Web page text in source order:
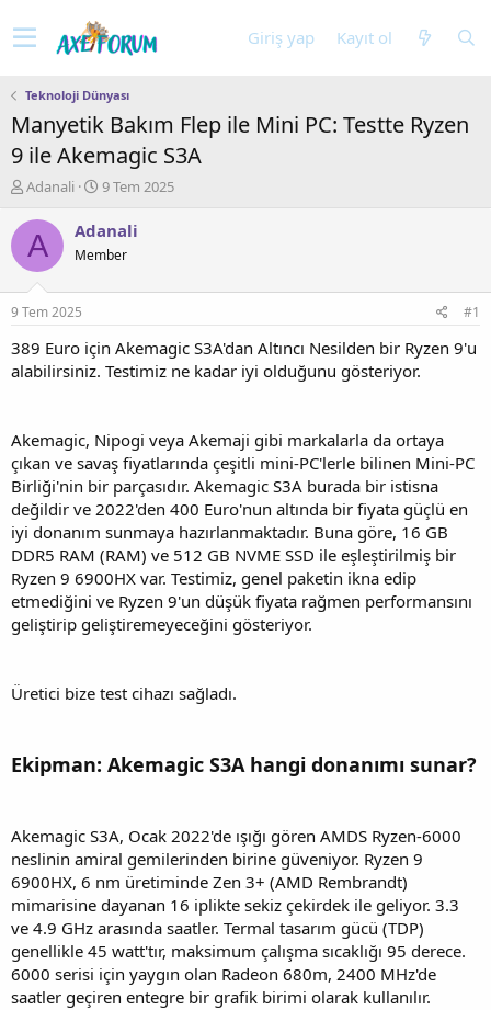
Giriş yap Kayıt ol
Teknoloji Dünyası
Manyetik Bakım Flep ile Mini PC: Testte Ryzen
9 ile Akemagic S3A
K
n
u
y
b
a
ş
a
n
Adanali
B
ş
a
ç
t
h
i
9 Tem 2025
A Adanali
Member
9 Tem 2025 #1
389 Euro için Akemagic S3A'dan Altıncı Nesilden bir Ryzen 9'u
alabilirsiniz. Testimiz ne kadar iyi olduğunu gösteriyor.
Akemagic, Nipogi veya Akemaji gibi markalarla da ortaya
çıkan ve savaş fiyatlarında çeşitli mini-PC'lerle bilinen Mini-PC
Birliği'nin bir parçasıdır. Akemagic S3A burada bir istisna
değildir ve 2022'den 400 Euro'nun altında bir fiyata güçlü en
iyi donanım sunmaya hazırlanmaktadır. Buna göre, 16 GB
DDR5 RAM (RAM) ve 512 GB NVME SSD ile eşleştirilmiş bir
Ryzen 9 6900HX var. Testimiz, genel paketin ikna edip
etmediğini ve Ryzen 9'un düşük fiyata rağmen performansını
geliştirip geliştiremeyeceğini gösteriyor.
Üretici bize test cihazı sağladı.
Ekipman: Akemagic S3A hangi donanımı sunar?
Akemagic S3A, Ocak 2022'de ışığı gören AMDS Ryzen-6000
neslinin amiral gemilerinden birine güveniyor. Ryzen 9
6900HX, 6 nm üretiminde Zen 3+ (AMD Rembrandt)
mimarisine dayanan 16 iplikte sekiz çekirdek ile geliyor. 3.3
ve 4.9 GHz arasında saatler. Termal tasarım gücü (TDP)
genellikle 45 watt'tır, maksimum çalışma sıcaklığı 95 derece.
6000 serisi için yaygın olan Radeon 680m, 2400 MHz'de
saatler geçiren entegre bir grafik birimi olarak kullanılır.